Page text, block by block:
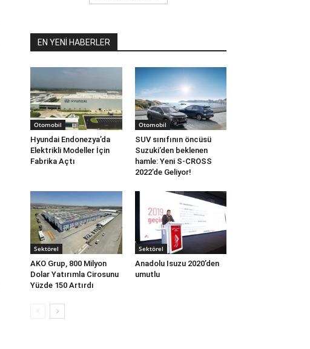
EN YENİ HABERLER
Otomobil
Hyundai Endonezya’da
Elektrikli Modeller İçin
Fabrika Açtı
Otomobil
SUV sınıfının öncüsü
Suzuki’den beklenen
hamle: Yeni S-CROSS
2022’de Geliyor!
Sektörel
AKO Grup, 800 Milyon
Dolar Yatırımla Cirosunu
Yüzde 150 Artırdı
Sektörel
Anadolu Isuzu 2020’den
umutlu